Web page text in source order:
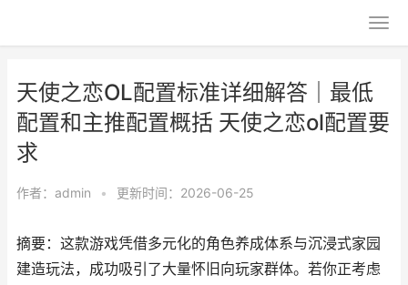
天使之恋OL配置标准详细解答｜最低
配置和主推配置概括 天使之恋ol配置要
求
作者： admin • 更新时间：2026-06-25
摘要：这款游戏凭借多元化的角色养成体系与沉浸式家园
建造玩法，成功吸引了大量怀旧向玩家群体。若你正考虑